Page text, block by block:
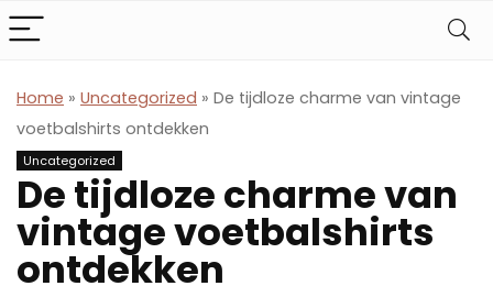
Home » Uncategorized » De tijdloze charme van vintage
voetbalshirts ontdekken
Uncategorized
De tijdloze charme van
vintage voetbalshirts
ontdekken